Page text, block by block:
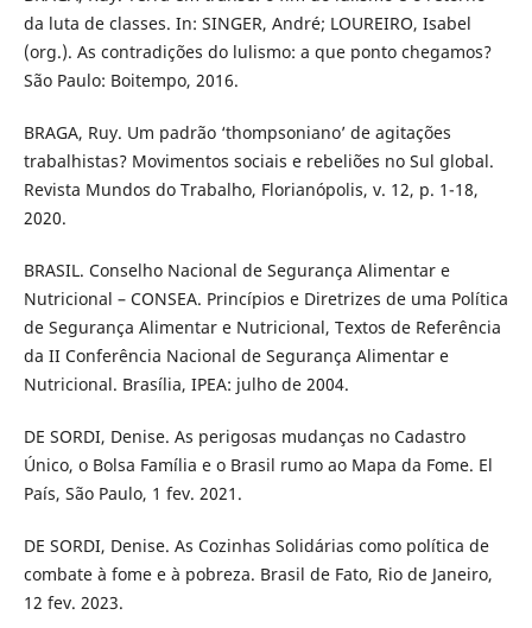
da luta de classes. In: SINGER, André; LOUREIRO, Isabel
(org.). As contradições do lulismo: a que ponto chegamos?
São Paulo: Boitempo, 2016.
BRAGA, Ruy. Um padrão ‘thompsoniano’ de agitações
trabalhistas? Movimentos sociais e rebeliões no Sul global.
Revista Mundos do Trabalho, Florianópolis, v. 12, p. 1-18,
2020.
BRASIL. Conselho Nacional de Segurança Alimentar e
Nutricional – CONSEA. Princípios e Diretrizes de uma Política
de Segurança Alimentar e Nutricional, Textos de Referência
da II Conferência Nacional de Segurança Alimentar e
Nutricional. Brasília, IPEA: julho de 2004.
DE SORDI, Denise. As perigosas mudanças no Cadastro
Único, o Bolsa Família e o Brasil rumo ao Mapa da Fome. El
País, São Paulo, 1 fev. 2021.
DE SORDI, Denise. As Cozinhas Solidárias como política de
combate à fome e à pobreza. Brasil de Fato, Rio de Janeiro,
12 fev. 2023.